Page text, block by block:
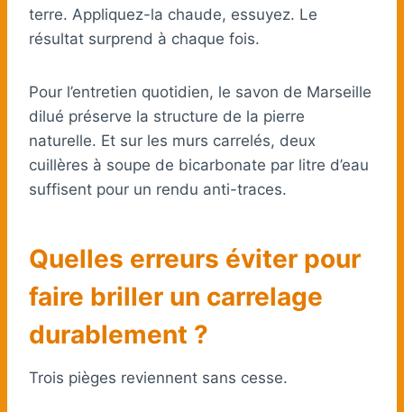
terre. Appliquez-la chaude, essuyez. Le
résultat surprend à chaque fois.
Pour l’entretien quotidien, le savon de Marseille
dilué préserve la structure de la pierre
naturelle. Et sur les murs carrelés, deux
cuillères à soupe de bicarbonate par litre d’eau
suffisent pour un rendu anti-traces.
Quelles erreurs éviter pour
faire briller un carrelage
durablement ?
Trois pièges reviennent sans cesse.